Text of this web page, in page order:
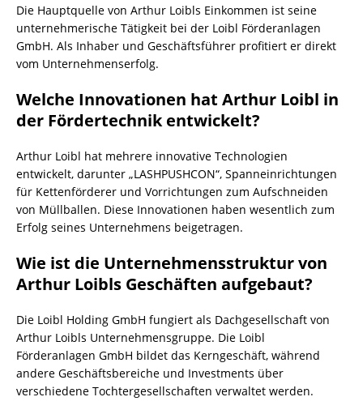
Die Hauptquelle von Arthur Loibls Einkommen ist seine
unternehmerische Tätigkeit bei der Loibl Förderanlagen
GmbH. Als Inhaber und Geschäftsführer profitiert er direkt
vom Unternehmenserfolg.
Welche Innovationen hat Arthur Loibl in
der Fördertechnik entwickelt?
Arthur Loibl hat mehrere innovative Technologien
entwickelt, darunter „LASHPUSHCON“, Spanneinrichtungen
für Kettenförderer und Vorrichtungen zum Aufschneiden
von Müllballen. Diese Innovationen haben wesentlich zum
Erfolg seines Unternehmens beigetragen.
Wie ist die Unternehmensstruktur von
Arthur Loibls Geschäften aufgebaut?
Die Loibl Holding GmbH fungiert als Dachgesellschaft von
Arthur Loibls Unternehmensgruppe. Die Loibl
Förderanlagen GmbH bildet das Kerngeschäft, während
andere Geschäftsbereiche und Investments über
verschiedene Tochtergesellschaften verwaltet werden.